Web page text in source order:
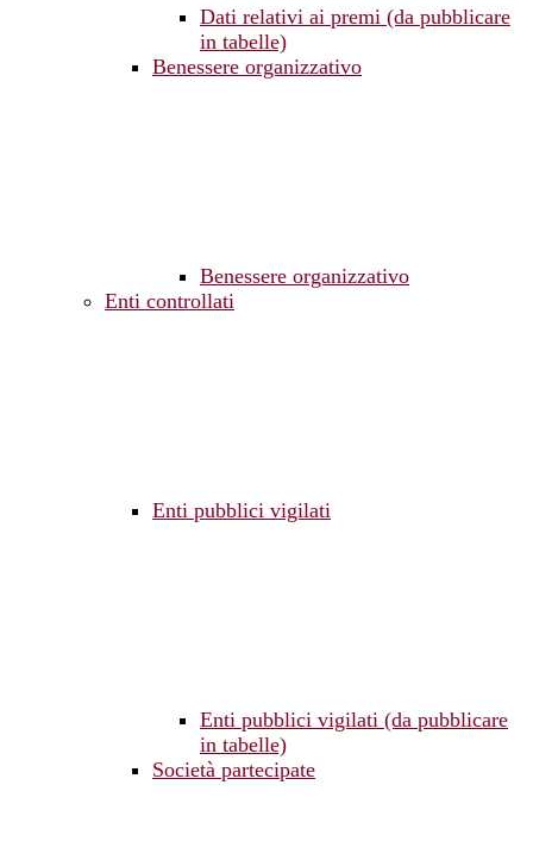
Dati relativi ai premi (da pubblicare
in tabelle)
Benessere organizzativo
Benessere organizzativo
Enti controllati
Enti pubblici vigilati
Enti pubblici vigilati (da pubblicare
in tabelle)
Società partecipate